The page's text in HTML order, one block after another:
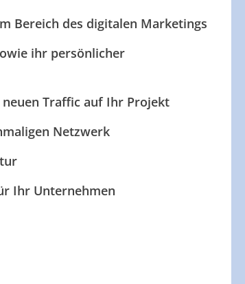
Bereich des digitalen Marketings
ihr persönlicher
neuen Traffic auf Ihr Projekt
Netzwerk
Ihr Unternehmen